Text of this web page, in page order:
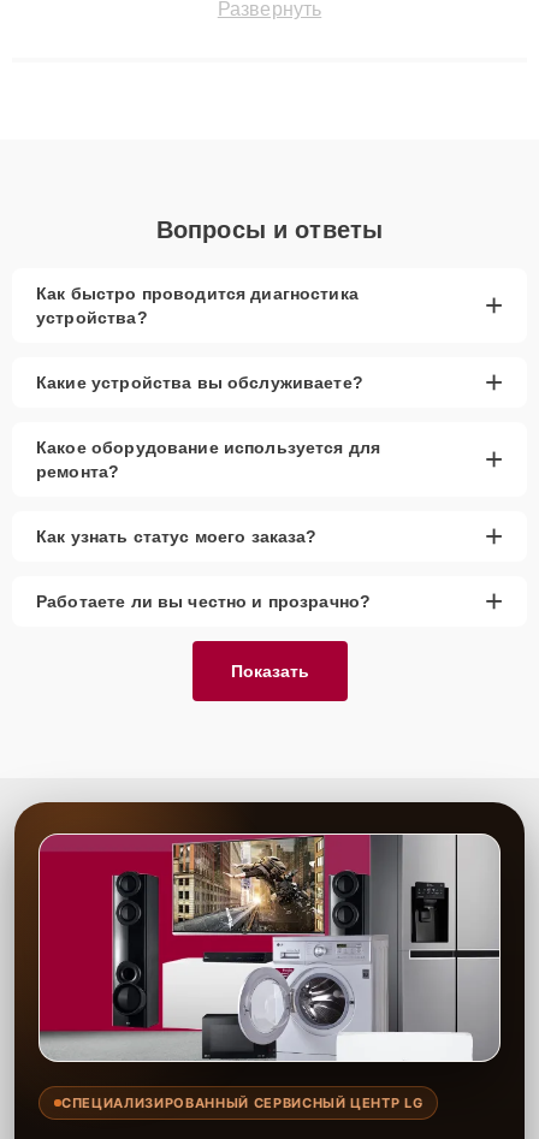
до 3 лет. Наши мастера решают сложные случаи: от замены
Развернуть
Вопросы и ответы
Как быстро проводится диагностика
устройства?
+
Какие устройства вы обслуживаете? +
Какое оборудование используется для
ремонта?
+
Как узнать статус моего заказа? +
Работаете ли вы честно и прозрачно? +
Показать
СПЕЦИАЛИЗИРОВАННЫЙ СЕРВИСНЫЙ ЦЕНТР LG